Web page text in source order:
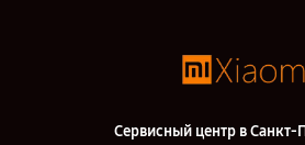
Сервисный центр в Санкт-